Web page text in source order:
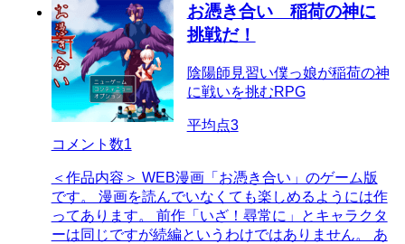
お憑き合い 稲荷の神に
挑戦だ！
陰陽師見習い僕っ娘が稲荷の神
に戦いを挑むRPG
平均点3
コメント数1
＜作品内容＞ WEB漫画「お憑き合い」のゲーム版
です。 漫画を読んでいなくても楽しめるようには作
ってあります。 前作「いざ！尋常に」とキャラクタ
ーは同じですが続編というわけではありません。 あ